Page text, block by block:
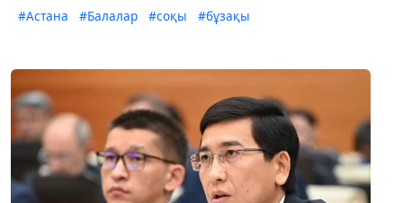
#Астана #Балалар #соқы #бұзақы